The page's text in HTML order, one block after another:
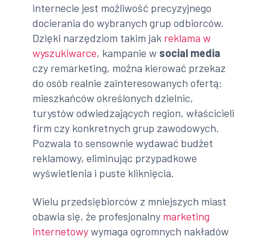
internecie jest możliwość precyzyjnego
docierania do wybranych grup odbiorców.
Dzięki narzędziom takim jak reklama w
wyszukiwarce, kampanie w social media
czy remarketing, można kierować przekaz
do osób realnie zainteresowanych ofertą:
mieszkańców określonych dzielnic,
turystów odwiedzających region, właścicieli
firm czy konkretnych grup zawodowych.
Pozwala to sensownie wydawać budżet
reklamowy, eliminując przypadkowe
wyświetlenia i puste kliknięcia.
Wielu przedsiębiorców z mniejszych miast
obawia się, że profesjonalny marketing
internetowywymaga ogromnych nakładów